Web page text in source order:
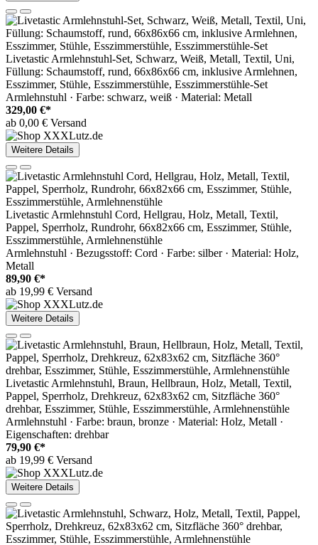
Livetastic Armlehnstuhl-Set, Schwarz, Weiß, Metall, Textil, Uni,
Füllung: Schaumstoff, rund, 66x86x66 cm, inklusive Armlehnen,
Esszimmer, Stühle, Esszimmerstühle, Esszimmerstühle-Set
Armlehnstuhl · Farbe: schwarz, weiß · Material: Metall
329,00 €*
ab 0,00 € Versand
Weitere Details
Livetastic Armlehnstuhl Cord, Hellgrau, Holz, Metall, Textil,
Pappel, Sperrholz, Rundrohr, 66x82x66 cm, Esszimmer, Stühle,
Esszimmerstühle, Armlehnenstühle
Armlehnstuhl · Bezugsstoff: Cord · Farbe: silber · Material: Holz,
Metall
89,90 €*
ab 19,99 € Versand
Weitere Details
Livetastic Armlehnstuhl, Braun, Hellbraun, Holz, Metall, Textil,
Pappel, Sperrholz, Drehkreuz, 62x83x62 cm, Sitzfläche 360°
drehbar, Esszimmer, Stühle, Esszimmerstühle, Armlehnenstühle
Armlehnstuhl · Farbe: braun, bronze · Material: Holz, Metall ·
Eigenschaften: drehbar
79,90 €*
ab 19,99 € Versand
Weitere Details